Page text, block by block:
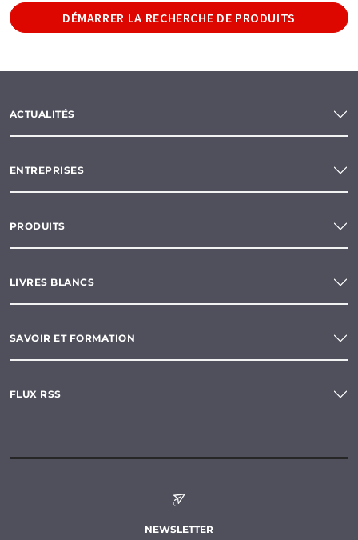
DÉMARRER LA RECHERCHE DE PRODUITS
ACTUALITÉS
ENTREPRISES
PRODUITS
LIVRES BLANCS
SAVOIR ET FORMATION
FLUX RSS
NEWSLETTER